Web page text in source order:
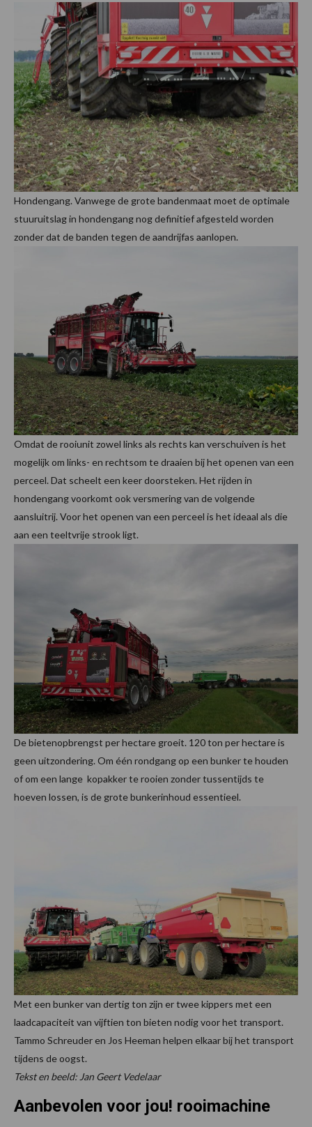
Hondengang. Vanwege de grote bandenmaat moet de optimale
stuuruitslag in hondengang nog definitief afgesteld worden
zonder dat de banden tegen de aandrijfas aanlopen.
Omdat de rooiunit zowel links als rechts kan verschuiven is het
mogelijk om links- en rechtsom te draaien bij het openen van een
perceel. Dat scheelt een keer doorsteken. Het rijden in
hondengang voorkomt ook versmering van de volgende
aansluitrij. Voor het openen van een perceel is het ideaal als die
aan een teeltvrije strook ligt.
De bietenopbrengst per hectare groeit. 120 ton per hectare is
geen uitzondering. Om één rondgang op een bunker te houden
of om een lange kopakker te rooien zonder tussentijds te
hoeven lossen, is de grote bunkerinhoud essentieel.
Met een bunker van dertig ton zijn er twee kippers met een
laadcapaciteit van vijftien ton bieten nodig voor het transport.
Tammo Schreuder en Jos Heeman helpen elkaar bij het transport
tijdens de oogst.
Tekst en beeld: Jan Geert Vedelaar
Aanbevolen voor jou! rooimachine